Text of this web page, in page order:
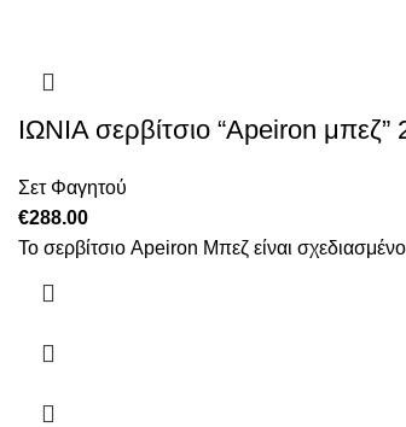
ΙΩΝΙΑ σερβίτσιο “Apeiron μπεζ”
Σετ Φαγητού
€288.00
Το σερβίτσιο Apeiron Μπεζ είναι